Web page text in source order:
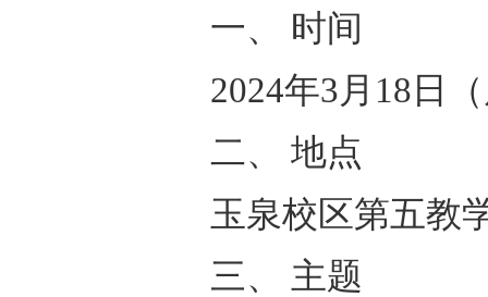
一、 时间
2024年3月 18 日
二、 地点
玉泉校区第五教
三、 主题